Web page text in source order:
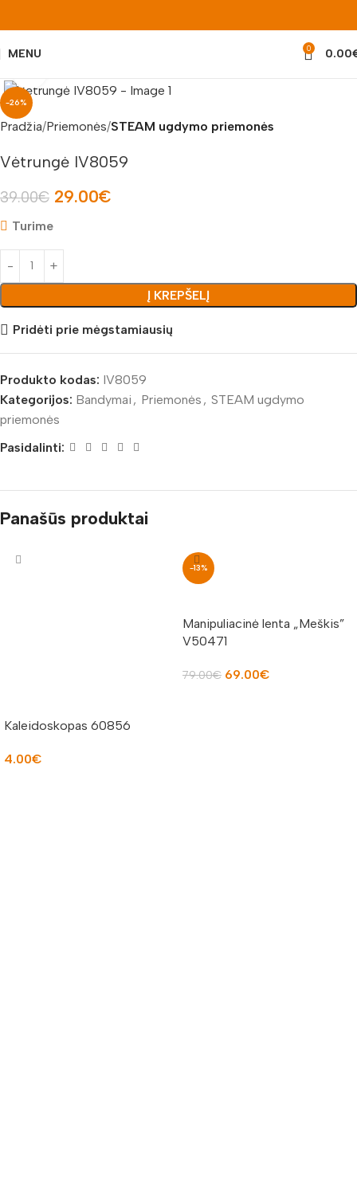
MENU 0 0.00
-26%
Pradžia Priemonės STEAM ugdymo priemonės
Vėtrungė IV8059
39.00€ 29.00€
Turime
Į KREPŠELĮ
Pridėti prie mėgstamiausių
Produkto kodas: IV8059
Kategorijos: Bandymai , Priemonės , STEAM ugdymo
priemonės
Pasidalinti:
Panašūs produktai
Kaleidoskopas 60856
4.00€
-13%
Manipuliacinė lenta „Meškis”
V50471
79.00€ 69.00€